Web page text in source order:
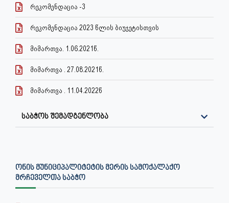
რეკომენდაცია -3
რეკომენდაცია 2023 წლის ბიუჯეტისთვის
მიმართვა. 1.06.2021წ.
მიმართვა . 27.08.2021წ.
მიმართვა . 11.04.2022წ
საბჭოს შემადგენლობა
ᲝᲜᲘᲡ ᲛᲣᲜᲘᲪᲘᲞᲐᲚᲘᲢᲔᲢᲘᲡ ᲛᲔᲠᲘᲡ ᲡᲐᲛᲝᲥᲐᲚᲐᲥᲝ
ᲛᲠᲩᲔᲕᲔᲚᲗᲐ ᲡᲐᲑᲭᲝ